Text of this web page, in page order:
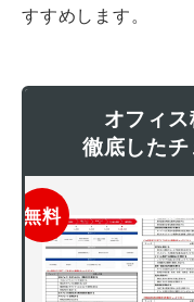
すすめします。
オフィス
徹底したチ
無料